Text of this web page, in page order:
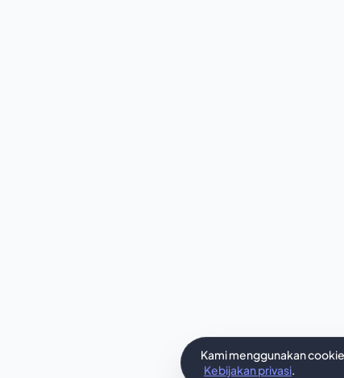
Kami menggunakan
Kebijakan privasi.